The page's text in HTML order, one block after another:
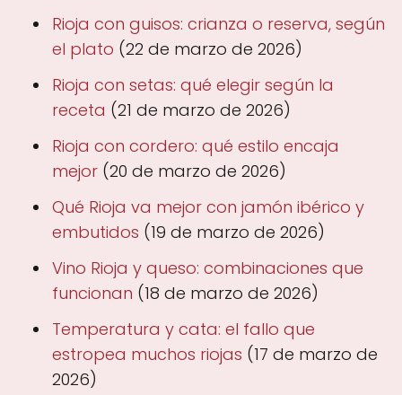
Rioja con guisos: crianza o reserva, según
el plato (22 de marzo de 2026)
Rioja con setas: qué elegir según la
receta (21 de marzo de 2026)
Rioja con cordero: qué estilo encaja
mejor (20 de marzo de 2026)
Qué Rioja va mejor con jamón ibérico y
embutidos (19 de marzo de 2026)
Vino Rioja y queso: combinaciones que
funcionan (18 de marzo de 2026)
Temperatura y cata: el fallo que
estropea muchos riojas (17 de marzo de
2026)